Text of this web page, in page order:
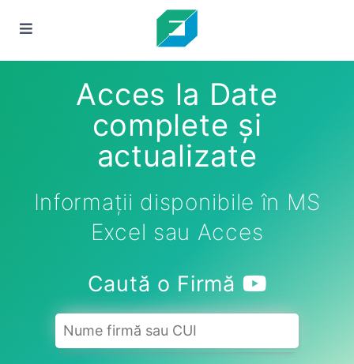
Acces la Date
complete și
actualizate
Informații disponibile în MS
Excel sau Acces
Caută o Firmă